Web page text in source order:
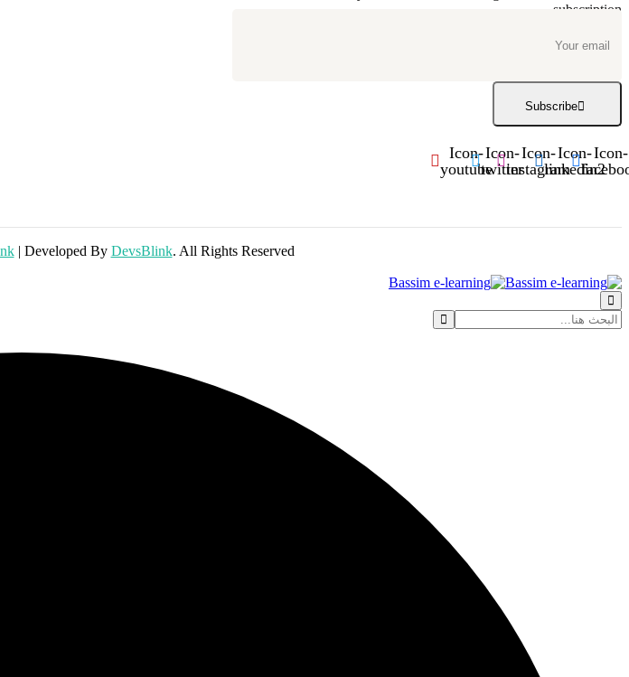
subscription
Subscribe
Icon-
Icon-
linkedin2
Icon-
instagram
Icon-
twitter
Icon-
youtube
| Developed By DevsBlink. All Rights Reserved